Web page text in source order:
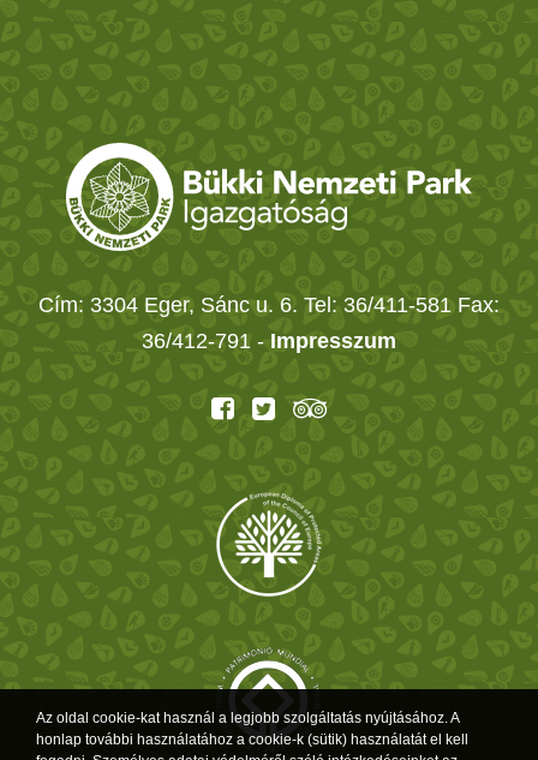
Cím: 3304 Eger, Sánc u. 6. Tel: 36/411-581 Fax:
36/412-791 - Impresszum
Az oldal cookie-kat használ a legjobb szolgáltatás nyújtásához. A
honlap további használatához a cookie-k (sütik) használatát el kell